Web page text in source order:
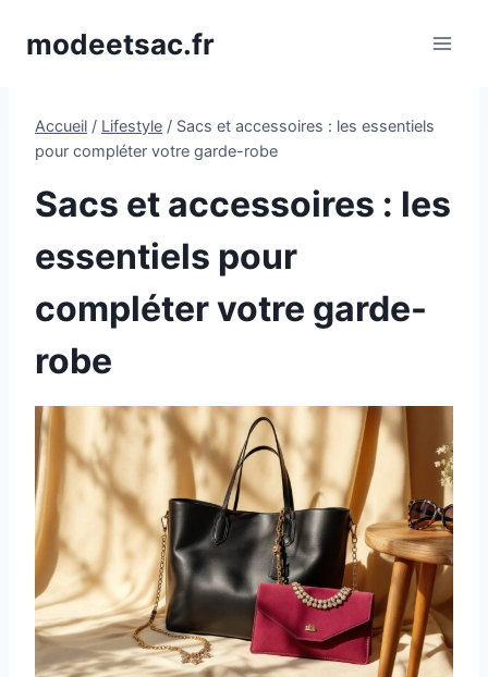
modeetsac.fr
Accueil / Lifestyle / Sacs et accessoires : les essentiels
pour compléter votre garde-robe
Sacs et accessoires : les
essentiels pour
compléter votre garde-
robe